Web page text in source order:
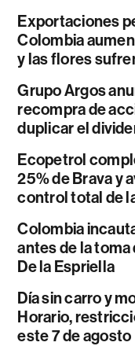
Exportaciones
Colombia
y las flores
Grupo Argos
recompra de
duplicar el
Ecopetrol
25% de Brava y
control total de
Colombia
antes de la
De la Espriella
Día sin carro y
Horario,
este 7 de agosto